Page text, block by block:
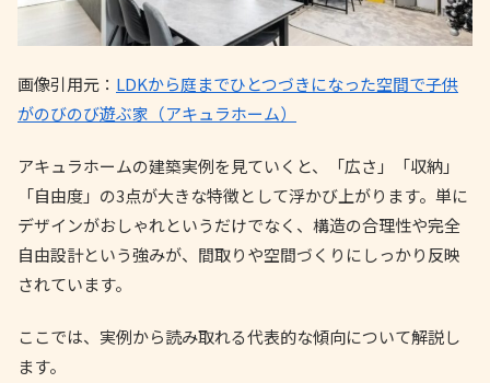
画像引用元： LDKから庭までひとつづきになった空間で子供
がのびのび遊ぶ家（アキュラホーム）
アキュラホームの建築実例を見ていくと、「広さ」「収納」
「自由度」の3点が大きな特徴として浮かび上がります。単に
デザインがおしゃれというだけでなく、構造の合理性や完全
自由設計という強みが、間取りや空間づくりにしっかり反映
されています。
ここでは、実例から読み取れる代表的な傾向について解説し
ます。